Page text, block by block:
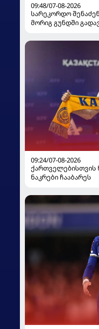
09:48/07-08-2026
სარეკორდო
მორიგ გუნდში
09:24/07-08-2026
ქართველებისთვის
ნაკრები ჩააბარეს